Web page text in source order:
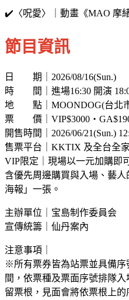
✔️〈呪愛〉｜動畫《MAO 摩
節目資訊
日 期｜2026/08/16(Sun.)
時 間｜進場16:30 開演
地 點｜MOONDOG(台北市
票 價｜VIP$3000・
開售時間｜2026/06/21(Sun.)
售票平台｜KKTIX 及全台全
VIP限定｜現場以一元加購即
含優先周邊購買與入場、藝
海報」一張。
主辦單位｜宝島制作委員会
宣傳統籌｜仙丹案內
注意事項｜
※所有票券皆為站票並具備序
間，依票種及票面序號排隊
留票根，見面會將依票根上的